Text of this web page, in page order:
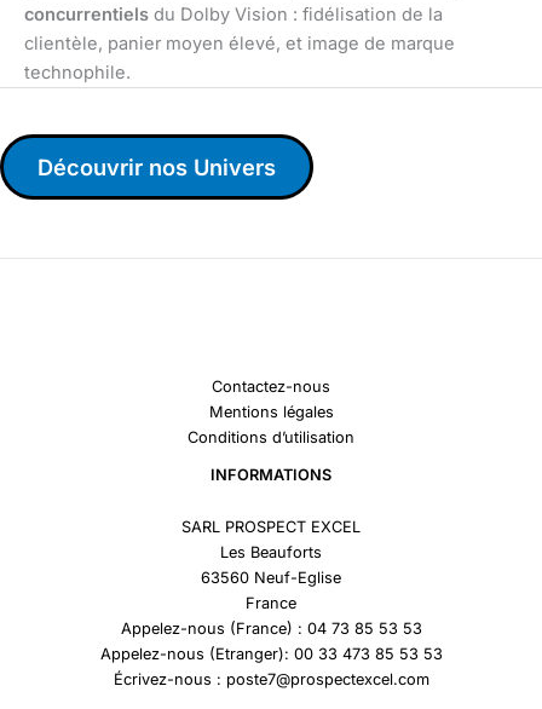
concurrentiels du Dolby Vision : fidélisation de la
clientèle, panier moyen élevé, et image de marque
technophile.
Découvrir nos Univers
Contactez-nous
Mentions légales
Conditions d’utilisation
INFORMATIONS
SARL PROSPECT EXCEL
Les Beauforts
63560 Neuf-Eglise
France
Appelez-nous (France) : 04 73 85 53 53
Appelez-nous (Etranger): 00 33 473 85 53 53
Écrivez-nous : poste7@prospectexcel.com